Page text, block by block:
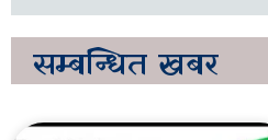
सम्बन्धित खबर